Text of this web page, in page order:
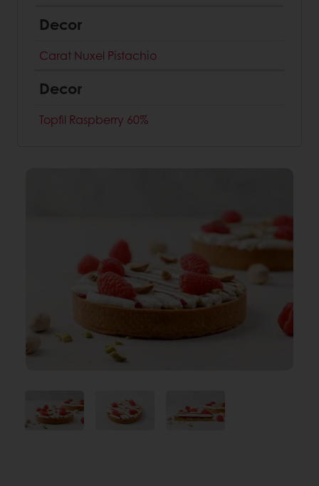
Decor
Carat Nuxel Pistachio
Decor
Topfil Raspberry 60%